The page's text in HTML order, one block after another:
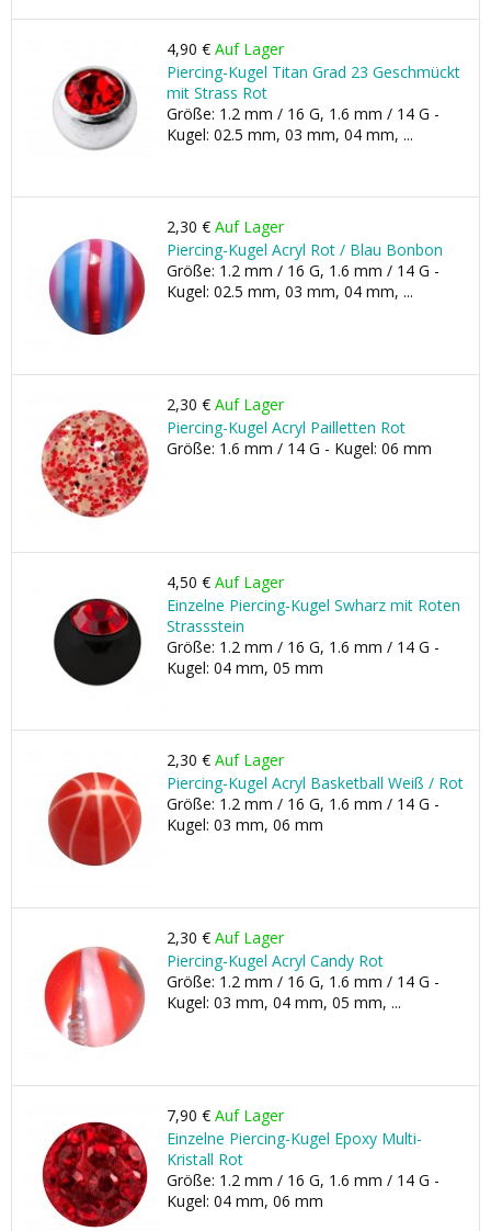
4,90 € Auf Lager
Piercing-Kugel Titan Grad 23 Geschmückt
mit Strass Rot
Größe: 1.2 mm / 16 G, 1.6 mm / 14 G -
Kugel: 02.5 mm, 03 mm, 04 mm, ...
2,30 € Auf Lager
Piercing-Kugel Acryl Rot / Blau Bonbon
Größe: 1.2 mm / 16 G, 1.6 mm / 14 G -
Kugel: 02.5 mm, 03 mm, 04 mm, ...
2,30 € Auf Lager
Piercing-Kugel Acryl Pailletten Rot
Größe: 1.6 mm / 14 G - Kugel: 06 mm
4,50 € Auf Lager
Einzelne Piercing-Kugel Swharz mit Roten
Strassstein
Größe: 1.2 mm / 16 G, 1.6 mm / 14 G -
Kugel: 04 mm, 05 mm
2,30 € Auf Lager
Piercing-Kugel Acryl Basketball Weiß / Rot
Größe: 1.2 mm / 16 G, 1.6 mm / 14 G -
Kugel: 03 mm, 06 mm
2,30 € Auf Lager
Piercing-Kugel Acryl Candy Rot
Größe: 1.2 mm / 16 G, 1.6 mm / 14 G -
Kugel: 03 mm, 04 mm, 05 mm, ...
7,90 € Auf Lager
Einzelne Piercing-Kugel Epoxy Multi-
Kristall Rot
Größe: 1.2 mm / 16 G, 1.6 mm / 14 G -
Kugel: 04 mm, 06 mm